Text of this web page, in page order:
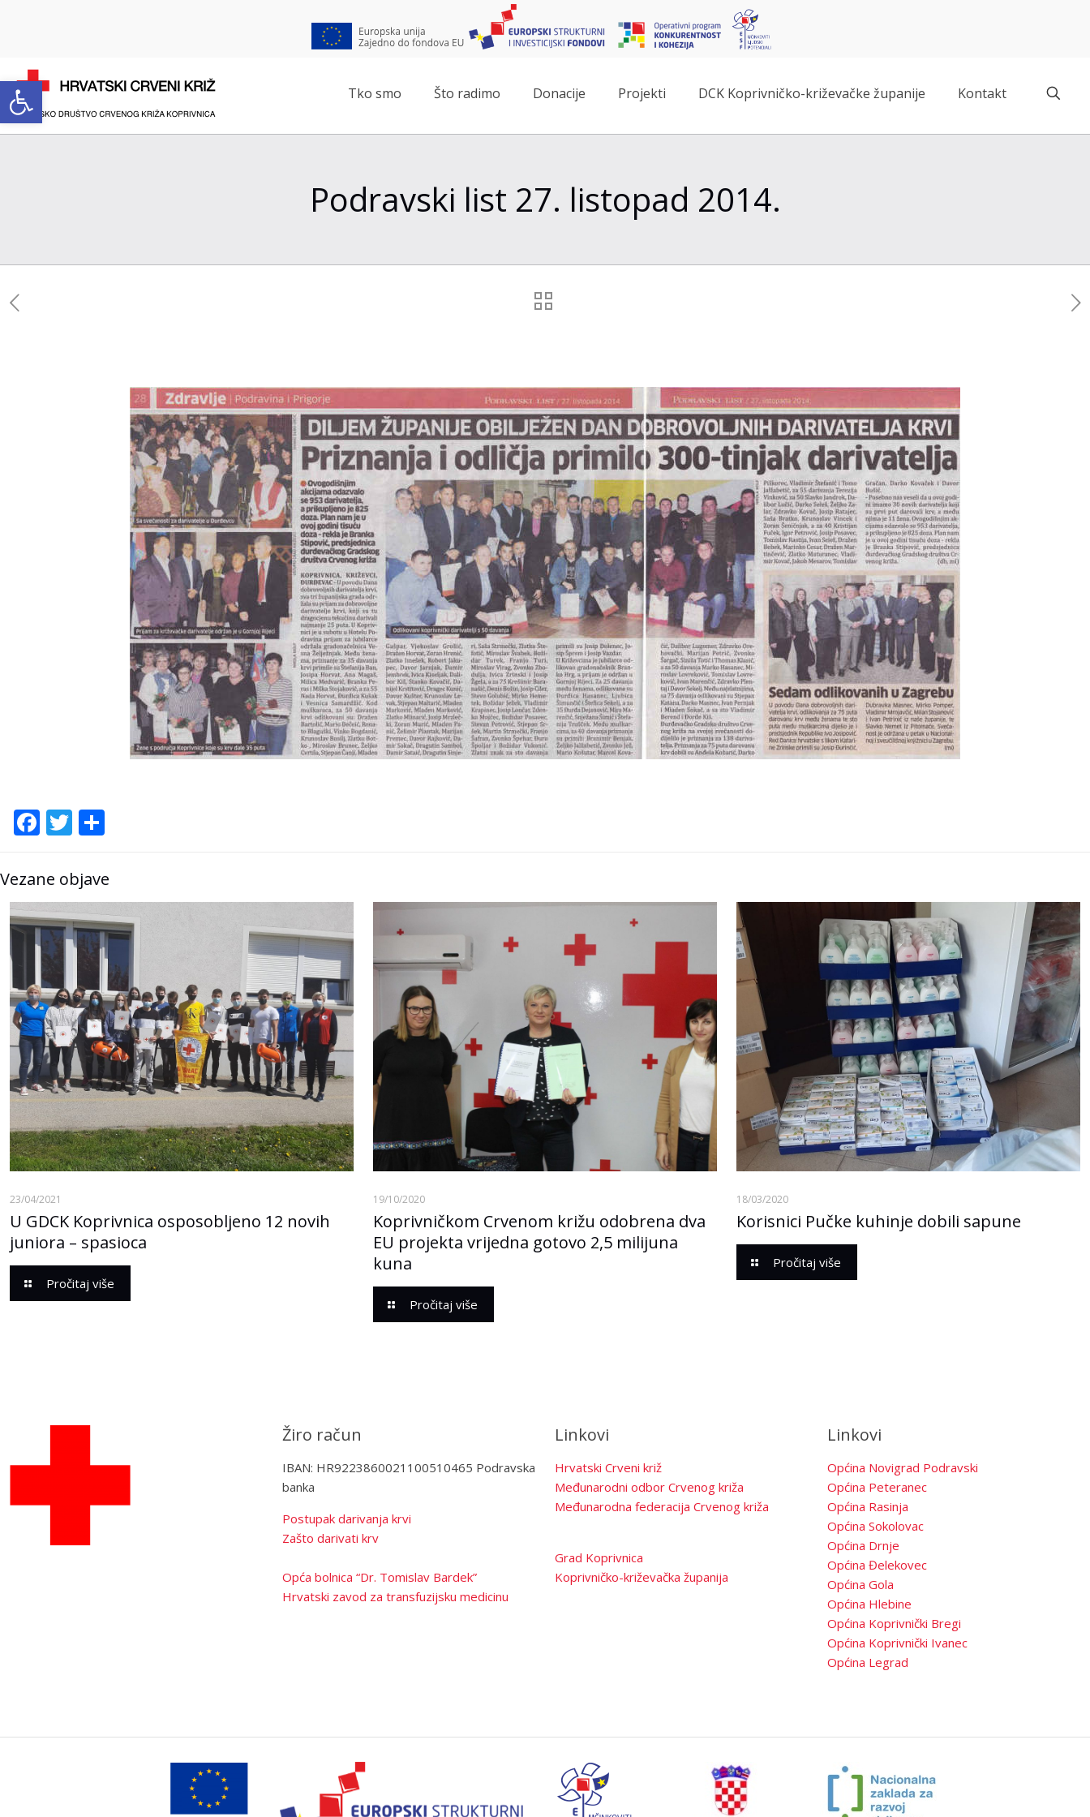
Open toolbar Tko smo Što radimo Donacije Projekti DCK Koprivničko-križevačke županije Kontakt
Podravski list 27. listopad 2014.
Facebook
Twitter
Vezane objave
23/04/2021
U GDCK Koprivnica osposobljeno 12 novih
juniora – spasioca
Pročitaj više
19/10/2020
Koprivničkom Crvenom križu odobrena dva
EU projekta vrijedna gotovo 2,5 milijuna
kuna
Pročitaj više
18/03/2020
Korisnici Pučke kuhinje dobili sapune
Pročitaj više
Žiro račun
IBAN: HR9223860021100510465 Podravska
banka
Postupak darivanja krvi
Zašto darivati krv
Opća bolnica “Dr. Tomislav Bardek”
Hrvatski zavod za transfuzijsku medicinu
Linkovi
Hrvatski Crveni križ
Međunarodni odbor Crvenog križa
Međunarodna federacija Crvenog križa
Grad Koprivnica
Koprivničko-križevačka županija
Linkovi
Općina Novigrad Podravski
Općina Peteranec
Općina Rasinja
Općina Sokolovac
Općina Drnje
Općina Đelekovec
Općina Gola
Općina Hlebine
Općina Koprivnički Bregi
Općina Koprivnički Ivanec
Općina Legrad